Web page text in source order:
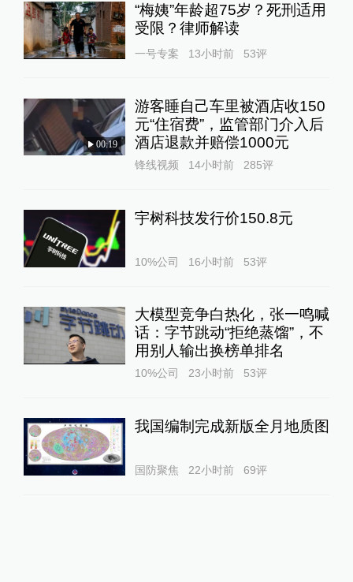
“梅姨”年龄超75岁？死刑适用
受限？律师解读
一号专案 13小时前 53评
00:19
游客睡自己车里被酒店收150
元“住宿费”，监管部门介入后
酒店退款并赔偿1000元
锋线视频 14小时前 285评
宇树科技发行价150.8元
10%公司 16小时前 53评
大模型竞争白热化，张一鸣喊
话：字节跳动“拒绝蒸馏”，不
用别人输出换榜单排名
10%公司 23小时前 53评
我国编制完成新版全月地质图
国防聚焦 22小时前 69评